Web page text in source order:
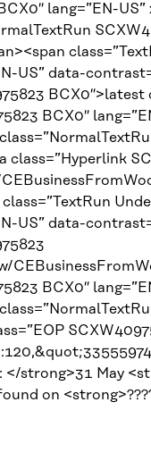
lang=”EN-
US” data-
BCX0″>latest
BCX0″
class=”Hyperlink
US” data-
BCX0″
strong>31 May
on